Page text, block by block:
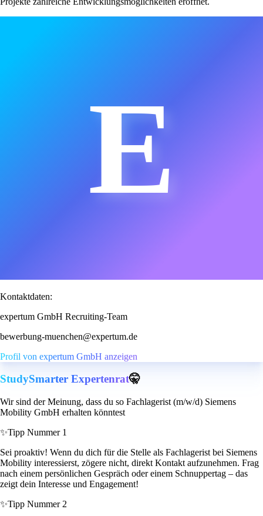
E
Kontaktdaten:
expertum GmbH Recruiting-Team
bewerbung-muenchen@expertum.de
Profil von expertum GmbH anzeigen
StudySmarter Expertenrat🤫
Wir sind der Meinung, dass du so Fachlagerist (m/w/d) Siemens
Mobility GmbH erhalten könntest
✨Tipp Nummer 1
Sei proaktiv! Wenn du dich für die Stelle als Fachlagerist bei Siemens
Mobility interessierst, zögere nicht, direkt Kontakt aufzunehmen. Frag
nach einem persönlichen Gespräch oder einem Schnuppertag – das
zeigt dein Interesse und Engagement!
✨Tipp Nummer 2